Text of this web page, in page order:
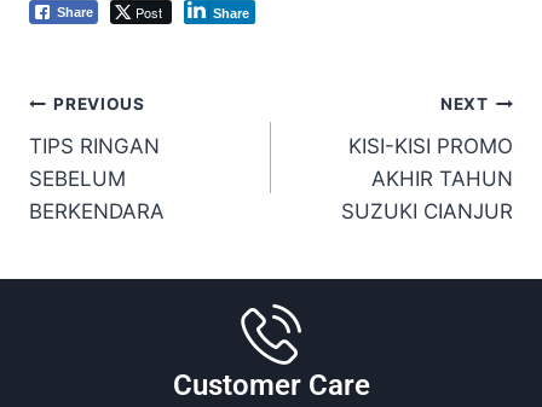
Share Post Share
PREVIOUS
TIPS RINGAN
SEBELUM
BERKENDARA
NEXT
KISI-KISI PROMO
AKHIR TAHUN
SUZUKI CIANJUR
Customer Care